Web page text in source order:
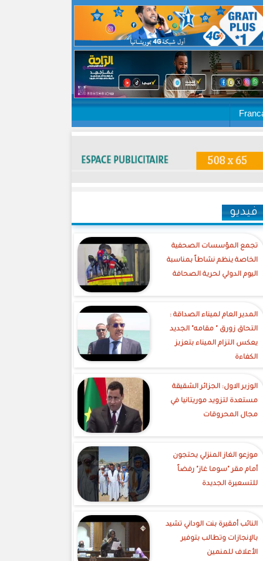
فيديو
تجمع المؤسسات الصحفية
الخاصة ينظم نشاطاً بمناسبة
اليوم الدولي لحرية الصحافة
‎المدير العام لميناء الصداقة :
التحاق زورق " مقامه" الجديد
يعكس التزام الميناء بتعزيز
الكفاءة
الوزير الاول: الجزائر الشقيقة
مستعدة لتزويد موريتانيا في
مجال المحروقات
موزعو الغاز المنزلي يحتجون
أمام مقر "سوما غاز" رفضاً
للتسعيرة الجديدة
النائب أمقيرة بنت الوداني تشيد
بالإنجازات وتطالب بتوفير
الأعلاف للمنمين